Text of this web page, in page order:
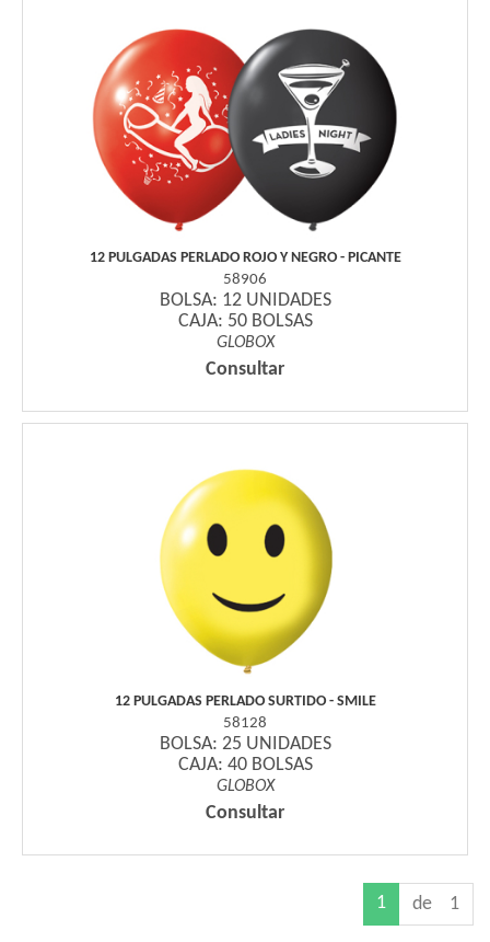
12 PULGADAS PERLADO ROJO Y NEGRO - PICANTE
58906
BOLSA: 12 UNIDADES
CAJA: 50 BOLSAS
GLOBOX
Consultar
12 PULGADAS PERLADO SURTIDO - SMILE
58128
BOLSA: 25 UNIDADES
CAJA: 40 BOLSAS
GLOBOX
Consultar
1 de 1